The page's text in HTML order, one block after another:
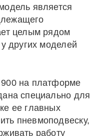
является
целым рядом
других моделей
на платформе
специально для
ее главных
пневмоподвеску,
работу